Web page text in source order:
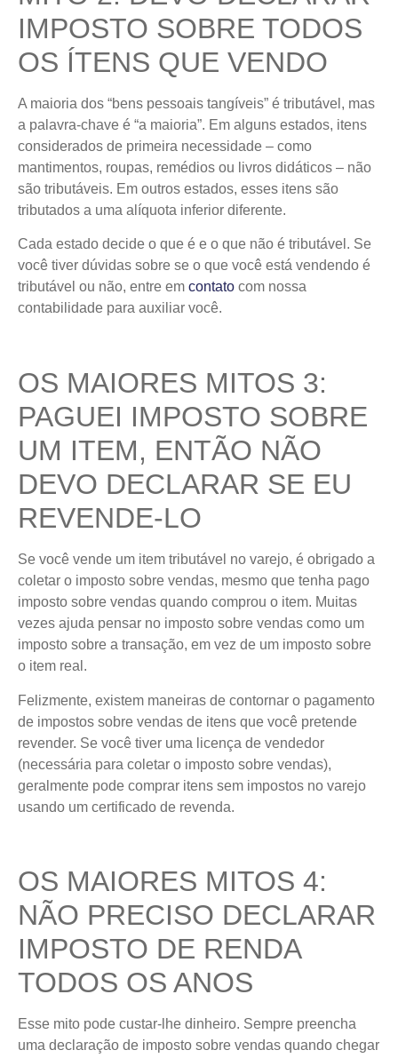
IMPOSTO SOBRE TODOS
OS ÍTENS QUE VENDO
A maioria dos “bens pessoais tangíveis” é tributável, mas
a palavra-chave é “a maioria”. Em alguns estados, itens
considerados de primeira necessidade – como
mantimentos, roupas, remédios ou livros didáticos – não
são tributáveis. Em outros estados, esses itens são
tributados a uma alíquota inferior diferente.
Cada estado decide o que é e o que não é tributável. Se
você tiver dúvidas sobre se o que você está vendendo é
tributável ou não, entre em contato com nossa
contabilidade para auxiliar você.
OS MAIORES MITOS 3:
PAGUEI IMPOSTO SOBRE
UM ITEM, ENTÃO NÃO
DEVO DECLARAR SE EU
REVENDE-LO
Se você vende um item tributável no varejo, é obrigado a
coletar o imposto sobre vendas, mesmo que tenha pago
imposto sobre vendas quando comprou o item. Muitas
vezes ajuda pensar no imposto sobre vendas como um
imposto sobre a transação, em vez de um imposto sobre
o item real.
Felizmente, existem maneiras de contornar o pagamento
de impostos sobre vendas de itens que você pretende
revender. Se você tiver uma licença de vendedor
(necessária para coletar o imposto sobre vendas),
geralmente pode comprar itens sem impostos no varejo
usando um certificado de revenda.
OS MAIORES MITOS 4:
NÃO PRECISO DECLARAR
IMPOSTO DE RENDA
TODOS OS ANOS
Esse mito pode custar-lhe dinheiro. Sempre preencha
uma declaração de imposto sobre vendas quando chegar